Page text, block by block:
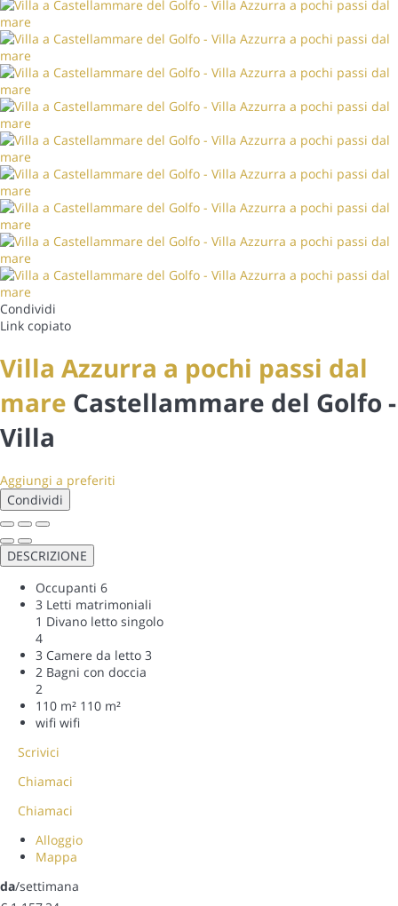
Condividi
Link copiato
Villa Azzurra a pochi passi dal
mare Castellammare del Golfo -
Villa
Aggiungi a preferiti
Condividi
DESCRIZIONE
Occupanti 6
3 Letti matrimoniali
1 Divano letto singolo
4
3 Camere da letto 3
2 Bagni con doccia
2
110 m² 110 m²
wifi wifi
Scrivici
Chiamaci
Chiamaci
Alloggio
Mappa
da/settimana